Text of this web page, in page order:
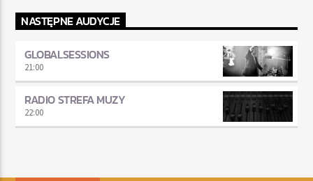
NASTĘPNE AUDYCJE
GLOBALSESSIONS
21:00
RADIO STREFA MUZY
22:00